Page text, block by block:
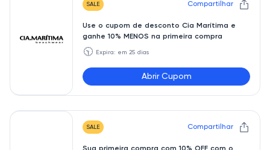
SALE Compartilhar
Use o cupom de desconto Cia Marítima e
ganhe 10% MENOS na primeira compra
🕥 Expira: em 25 dias
Abrir Cupom
NEW10
SALE Compartilhar